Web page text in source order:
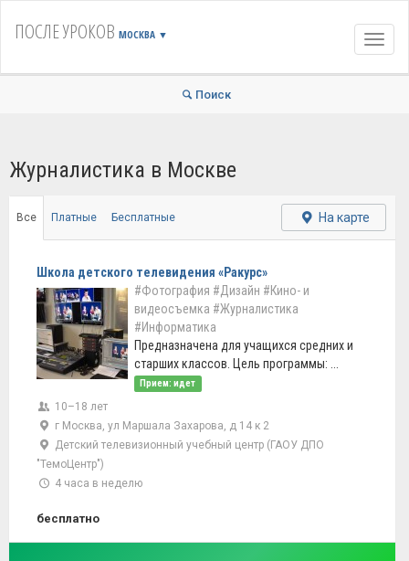
ПОСЛЕ УРОКОВ МОСКВА ▼
Поиск
Журналистика в Москве
Все Платные Бесплатные На карте
Школа детского телевидения «Ракурс»
#Фотография #Дизайн #Кино- и
видеосъемка #Журналистика
#Информатика
Предназначена для учащихся средних и
старших классов. Цель программы: ...
Прием: идет
10–18 лет
г Москва, ул Маршала Захарова, д 14 к 2
Детский телевизионный учебный центр (ГАОУ ДПО
"ТемоЦентр")
4 часа в неделю
бесплатно